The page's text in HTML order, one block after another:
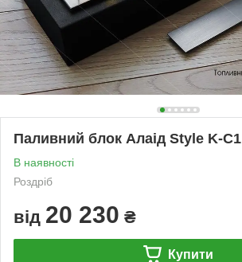
Паливний блок Алаід Style K-C1
В наявності
Роздріб
від 20 230 ₴
Купити